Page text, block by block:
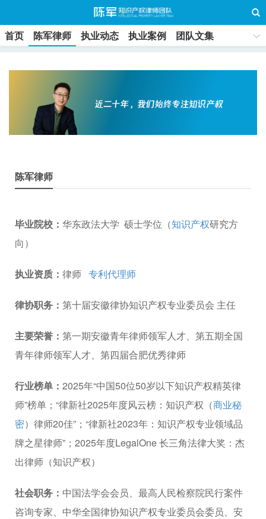
首页 陈军律师 执业动态 执业案例
团队文集
陈军律师
毕业院校： 华东政法大学 硕士学位（知识产权研究方
向）
执业资质： 律师 专利代理师
律协职务： 第十届安徽律协知识产权专业委员会 主任
主要荣誉： 第一期安徽青年律师领军人才、第五期全国
青年律师领军人才、第四届合肥优秀律师
行业榜单： 2025年“中国50位50岁以下知识产权精英律
师”榜单；“律新社2025年度风云榜：知识产权（商业秘
密）律师20佳”；“律新社2023年：知识产权专业领域品
牌之星律师”；2025年度LegalOne 长三角法律大奖：杰
出律师（知识产权）
社会职务： 中国法学会会员、最高人民检察院民行案件
咨询专家、中华全国律协知识产权专业委员会委员、安